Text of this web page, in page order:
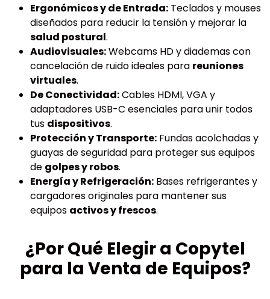
Ergonómicos y de Entrada: Teclados y mouses
diseñados para reducir la tensión y mejorar la
salud postural.
Audiovisuales:Webcams HD y diademas con
cancelación de ruido ideales para reuniones
virtuales.
De Conectividad:Cables HDMI, VGA y
adaptadores USB-C esenciales para unir todos
tus dispositivos.
Protección y Transporte: Fundas acolchadas y
guayas de seguridad para proteger sus equipos
de golpes y robos.
Energía y Refrigeración: Bases refrigerantes y
cargadores originales para mantener sus
equipos activos y frescos.
¿Por Qué Elegir a Copytel
para la Venta de Equipos?